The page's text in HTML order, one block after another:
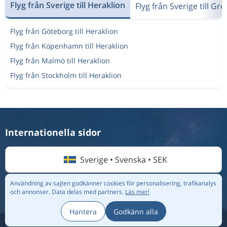
Aug 19 Köpenhamn Heraklion
Aug 26 HeraklionKöpenhamn
5 868 kr
Aug 21 Köpenhamn
Sep 4
Aug 9 3 431 kr
Aug 9 KöpenhamnHeraklion
HeraklionKöpenhamn
Flyg från Sverige till Heraklion Flyg från Sverige till
Flyg från Göteborg till Heraklion
Flyg från Köpenhamn till Heraklion
Flyg från Malmö till Heraklion
Flyg från Stockholm till Heraklion
Användning av sajten godkänner cookies för personalisering, trafikanalys
och annonser. Data delas med partners. Läs mer!
Hantera Godkänn alla
Internationella sidor
Sverige • Svenska • SEK
Destinationer|Flygbolag
|Integritetspolicy